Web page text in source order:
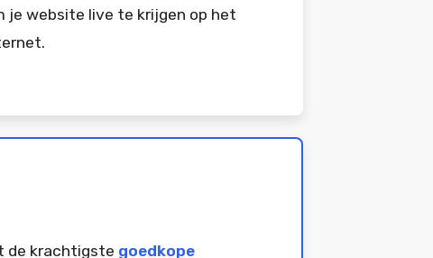
je website live te krijgen op het
de krachtigste goedkope